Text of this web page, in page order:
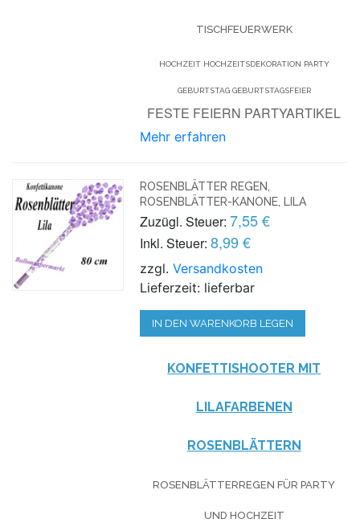
TISCHFEUERWERK
HOCHZEIT HOCHZEITSDEKORATION PARTY
GEBURTSTAG GEBURTSTAGSFEIER
FESTE FEIERN PARTYARTIKEL
Mehr erfahren
ROSENBLÄTTER REGEN,
ROSENBLÄTTER-KANONE, LILA
Zuzügl. Steuer: 7,55 €
Inkl. Steuer: 8,99 €
zzgl.Versandkosten
Lieferzeit: lieferbar
IN DEN WARENKORB LEGEN
KONFETTISHOOTER MIT
LILAFARBENEN
ROSENBLÄTTERN
ROSENBLÄTTERREGEN FÜR PARTY
UND HOCHZEIT